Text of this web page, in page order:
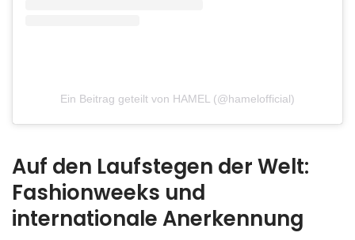
Ein Beitrag geteilt von HAMEL (@hamelofficial)
Auf den Laufstegen der Welt:
Fashionweeks und
internationale Anerkennung